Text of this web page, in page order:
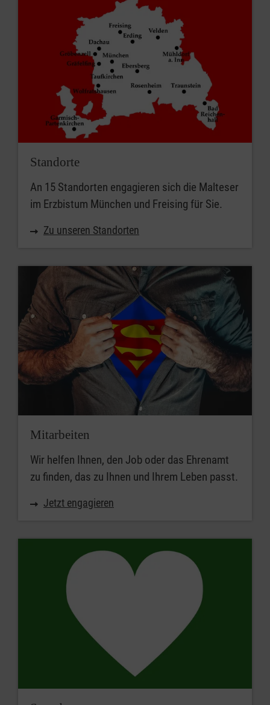
Standorte
An 15 Standorten engagieren sich die Malteser
im Erzbistum München und Freising für Sie.
Zu unseren Standorten
Mitarbeiten
Wir helfen Ihnen, den Job oder das Ehrenamt
zu finden, das zu Ihnen und Ihrem Leben passt.
Jetzt engagieren